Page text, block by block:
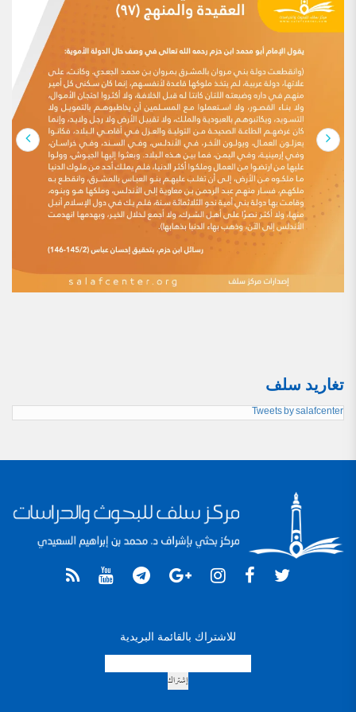
تغاريد سلف
Tweets by salafcenter
للاشتراك بالقائمة البريدية